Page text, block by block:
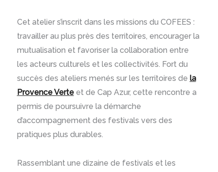
Cet atelier s’inscrit dans les missions du COFEES :
travailler au plus près des territoires, encourager la
mutualisation et favoriser la collaboration entre
les acteurs culturels et les collectivités. Fort du
succès des ateliers menés sur les territoires de la
Provence Verteet de Cap Azur, cette rencontre a
permis de poursuivre la démarche
d’accompagnement des festivals vers des
pratiques plus durables.
Rassemblant une dizaine de festivals et les